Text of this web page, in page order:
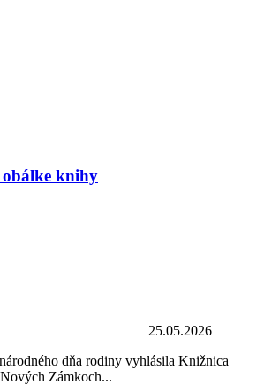
knihy
25.05.2026
dňa rodiny vyhlásila Knižnica
Zámkoch...